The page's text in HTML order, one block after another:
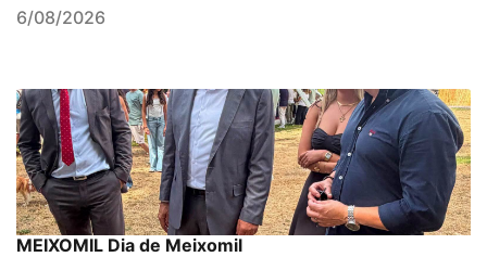
6/08/2026
MEIXOMIL Dia de Meixomil